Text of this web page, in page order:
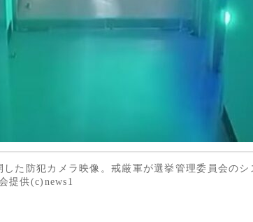
た防犯カメラ映像。戒厳軍が選挙管理委員会の
提供(c)news1